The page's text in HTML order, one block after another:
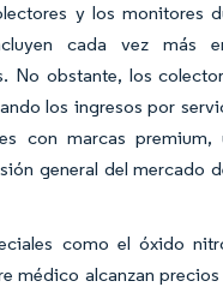
y los monitores
cada vez más
No obstante, los
los ingresos por
con marcas premium,
general del mercado
como el óxido
médico alcanzan